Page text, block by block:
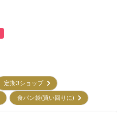
定期3ショップ
食パン袋(買い回りに)